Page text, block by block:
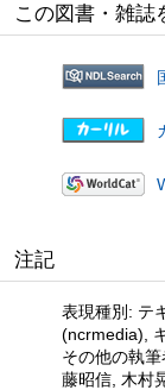
この図書・雑誌
注記
表現種別: テ
(ncrmedia),
その他の執
藤昭信, 木村